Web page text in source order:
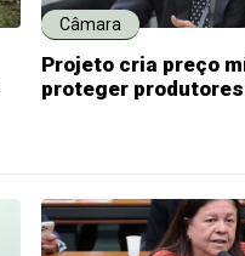
Câmara
Projeto cria preço
proteger